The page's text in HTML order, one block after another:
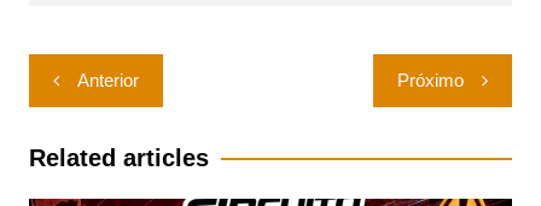
Navegação
de
Post
Anterior Próximo
Related articles